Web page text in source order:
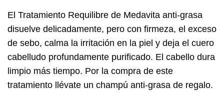
El Tratamiento Requilibre de Medavita anti-grasa
disuelve delicadamente, pero con firmeza, el exceso
de sebo, calma la irritación en la piel y deja el cuero
cabelludo profundamente purificado. El cabello dura
limpio más tiempo. Por la compra de este
tratamiento llévate un champú anti-grasa de regalo.